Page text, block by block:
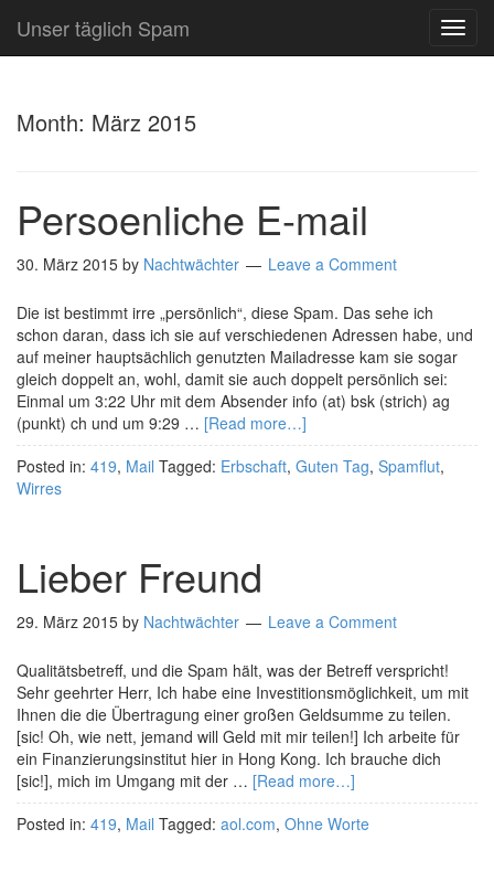
Unser täglich Spam
Month: März 2015
Persoenliche E-mail
30. März 2015 by Nachtwächter Leave a Comment
Die ist bestimmt irre „persönlich“, diese Spam. Das sehe ich
schon daran, dass ich sie auf verschiedenen Adressen habe, und
auf meiner hauptsächlich genutzten Mailadresse kam sie sogar
gleich doppelt an, wohl, damit sie auch doppelt persönlich sei:
Einmal um 3:22 Uhr mit dem Absender info (at) bsk (strich) ag
(punkt) ch und um 9:29 … [Read more…]
Posted in: 419, Mail Tagged: Erbschaft, Guten Tag, Spamflut,
Wirres
Lieber Freund
29. März 2015 by Nachtwächter Leave a Comment
Qualitätsbetreff, und die Spam hält, was der Betreff verspricht!
Sehr geehrter Herr, Ich habe eine Investitionsmöglichkeit, um mit
Ihnen die die Übertragung einer großen Geldsumme zu teilen.
[sic! Oh, wie nett, jemand will Geld mit mir teilen!] Ich arbeite für
ein Finanzierungsinstitut hier in Hong Kong. Ich brauche dich
[sic!], mich im Umgang mit der … [Read more…]
Posted in: 419, Mail Tagged: aol.com, Ohne Worte